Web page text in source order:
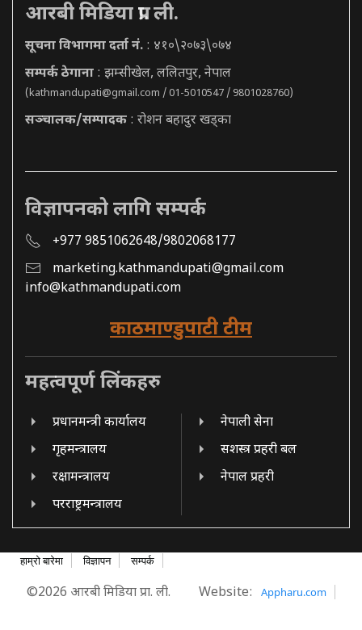
आरबी मिडिया प्रा. ली.
सूचना विभागमा दर्ता नं. : ४१०\२०७३\०७४
सम्पर्क ठेगाना : झम्सीखेल, ललितपुर, नेपाल
(kathmandupati@gmail.com / 01-5010547 / 9801028760)
सञ्चालक/सम्पादक : रोशन बहादुर खड्का
विज्ञापनको लागि सम्पर्क
+977 9851062648/9802068177
marketing.kathmandupati@gmail.com
info@kathmandupati.com
काठमाण्डुपाटी टीम
महत्वपूर्ण लिंकहरु
प्रधानमन्त्री कार्यालय
गृहमन्त्रालय
रक्षामन्त्रालय
परराष्ट्रमन्त्रालय
नेपाली सेना
सशस्त्र प्रहरी बल
नेपाल प्रहरी
हाम्रो बारेमा विज्ञापन सम्पर्क
©2026 आरबी मिडिया प्रा. ली. Website: Appharu.com